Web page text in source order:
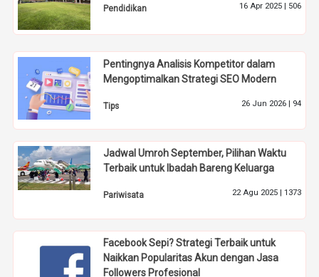
Pendidikan 16 Apr 2025 | 506
Pentingnya Analisis Kompetitor dalam
Mengoptimalkan Strategi SEO Modern
Tips 26 Jun 2026 | 94
Jadwal Umroh September, Pilihan Waktu
Terbaik untuk Ibadah Bareng Keluarga
Pariwisata 22 Agu 2025 | 1373
Facebook Sepi? Strategi Terbaik untuk
Naikkan Popularitas Akun dengan Jasa
Followers Profesional